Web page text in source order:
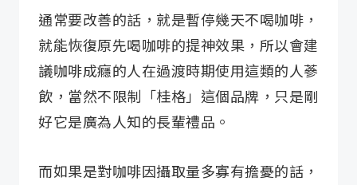
通常要改善的話，就是暫停幾天不喝咖啡，
就能恢復原先喝咖啡的提神效果，所以會建
議咖啡成癮的人在過渡時期使用這類的人蔘
飲，當然不限制「桂格」這個品牌，只是剛
好它是廣為人知的長輩禮品。
而如果是對咖啡因攝取量多寡有擔憂的話，